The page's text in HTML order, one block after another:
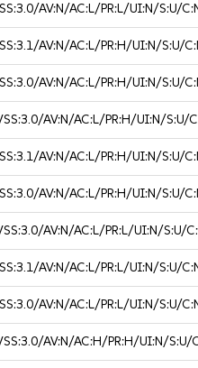
AV:N/AC:L/PR:L/UI:N/S:U/
AV:N/AC:L/PR:H/UI:N/S:U/
AV:N/AC:L/PR:H/UI:N/S:U/
AV:N/AC:L/PR:H/UI:N/S:U/
AV:N/AC:L/PR:H/UI:N/S:U/
AV:N/AC:L/PR:H/UI:N/S:U/
AV:N/AC:L/PR:L/UI:N/S:U/
AV:N/AC:L/PR:L/UI:N/S:U/
AV:N/AC:L/PR:L/UI:N/S:U/
AV:N/AC:H/PR:H/UI:N/S:U/